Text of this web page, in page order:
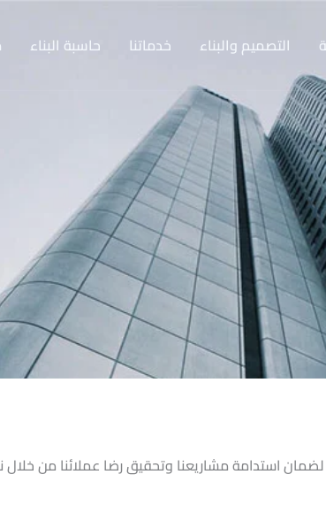
التصميم والبناء خدماتنا حاسبة البناء
لضمان استدامة مشاريعنا وتحقيق رضا عملائنا من خلال